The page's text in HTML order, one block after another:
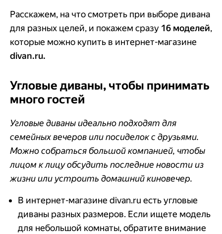
Расскажем, на что смотреть при выборе дивана
для разных целей, и покажем сразу 16 моделей,
которые можно купить в интернет-магазине
divan.ru.
Угловые диваны, чтобы принимать
много гостей
Угловые диваны идеально подходят для
семейных вечеров или посиделок с друзьями.
Можно собраться большой компанией, чтобы
лицом к лицу обсудить последние новости из
жизни или устроить домашний киновечер.
В интернет-магазине divan.ru есть угловые
диваны разных размеров. Если ищете модель
для небольшой комнаты, обратите внимание